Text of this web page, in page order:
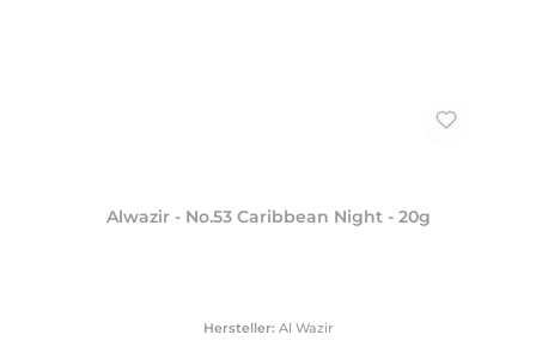
Alwazir - No.53 Caribbean Night - 20g
Hersteller: Al Wazir